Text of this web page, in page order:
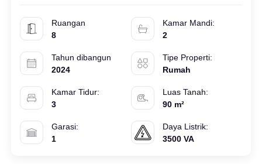
Ruangan
8
Tahun dibangun
2024
Kamar Mandi:
2
Tipe Properti:
Rumah
Kamar Tidur:
3
Garasi:
1
Luas Tanah:
90 m²
Daya Listrik:
3500 VA